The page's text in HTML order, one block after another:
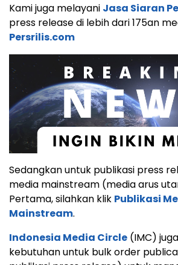
Kami juga melayani Jasa Siaran
press release di lebih dari 175an
Persrilis.com
Sedangkan untuk publikasi press
media mainstream (media arus
Pertama, silahkan klik Publikasi
Mainstream.
Indonesia Media Circle (IMC)
kebutuhan untuk bulk order